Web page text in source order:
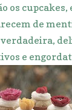
os cupcakes,
de
e